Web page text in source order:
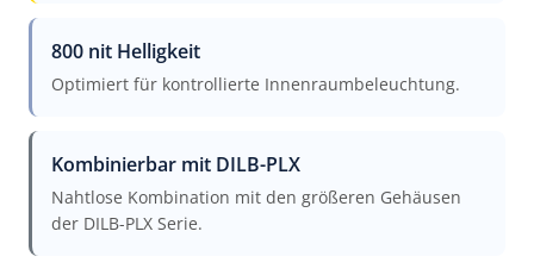
800 nit Helligkeit
Optimiert für kontrollierte Innenraumbeleuchtung.
Kombinierbar mit DILB-PLX
Nahtlose Kombination mit den größeren Gehäusen
der DILB-PLX Serie.